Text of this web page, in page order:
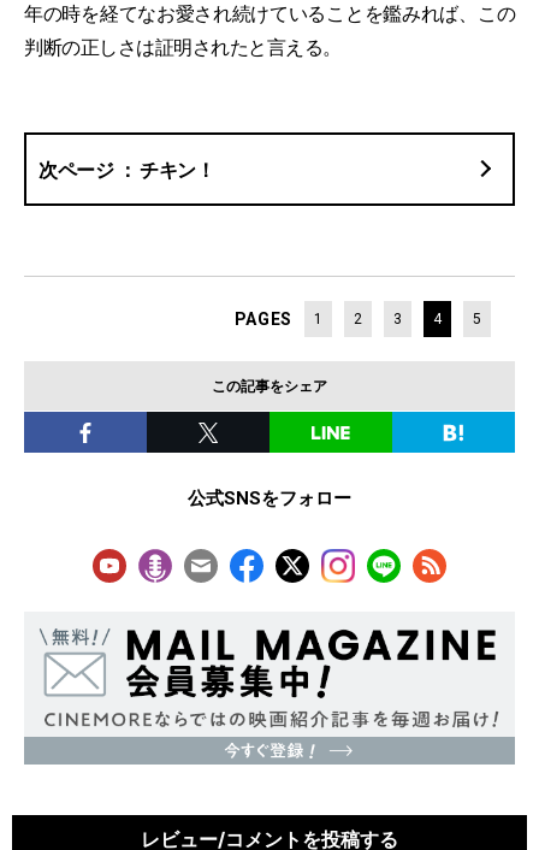
年の時を経てなお愛され続けていることを鑑みれば、この
判断の正しさは証明されたと言える。
チキン！
PAGES 1 2 3 4 5
この記事をシェア
公式SNSをフォロー
レビュー/コメントを投稿する